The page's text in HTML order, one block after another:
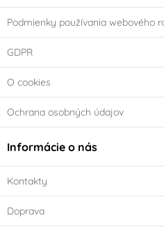
Podmienky používania webového
GDPR
O cookies
Ochrana osobných údajov
Informácie o nás
Kontakty
Doprava